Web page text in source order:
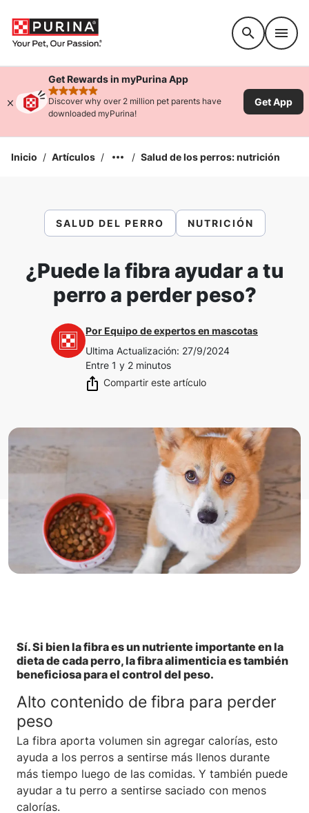
Get Rewards in myPurina App
rated 4.9 stars
Discover why over 2 million pet parents have
downloaded myPurina!
Get App
Inicio / Artículos / / Salud de los perros: nutrición
SALUD DEL PERRO NUTRICIÓN
¿Puede la fibra ayudar a tu
perro a perder peso?
PorEquipo de expertos en mascotas
Ultima Actualización: 27/9/2024
Entre 1 y 2 minutos
Compartir este artículo
Sí. Si bien la fibra es un nutriente importante en la
dieta de cada perro, la fibra alimenticia es también
beneficiosa para el control del peso.
Alto contenido de fibra para perder
peso
La fibra aporta volumen sin agregar calorías, esto
ayuda a los perros a sentirse más llenos durante
más tiempo luego de las comidas. Y también puede
ayudar a tu perro a sentirse saciado con menos
calorías.